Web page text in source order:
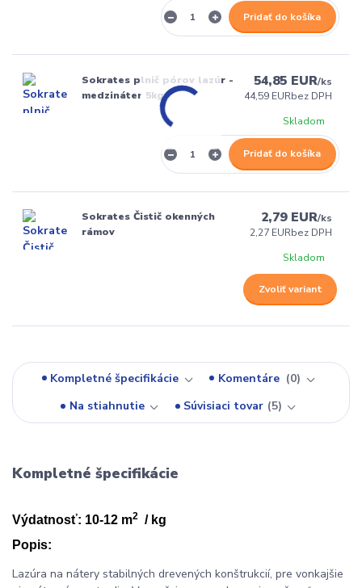
Pridať do košíka
Sokrates plnič pórov lazúr -
medzináter 5kg
54,85 EUR/ks
44,59 EURbez DPH
Skladom
Pridať do košíka
Sokrates Čistič okenných
rámov
2,79 EUR/ks
2,27 EURbez DPH
Skladom
Zvoliť variant
Kompletné špecifikácie Komentáre
0
Na stiahnutie
Súvisiaci tovar 5
Kompletné špecifikácie
Výdatnosť: 10-12 m2 / kg
Popis:
Lazúra na nátery stabilných drevených konštrukcií, pre vonkajšie